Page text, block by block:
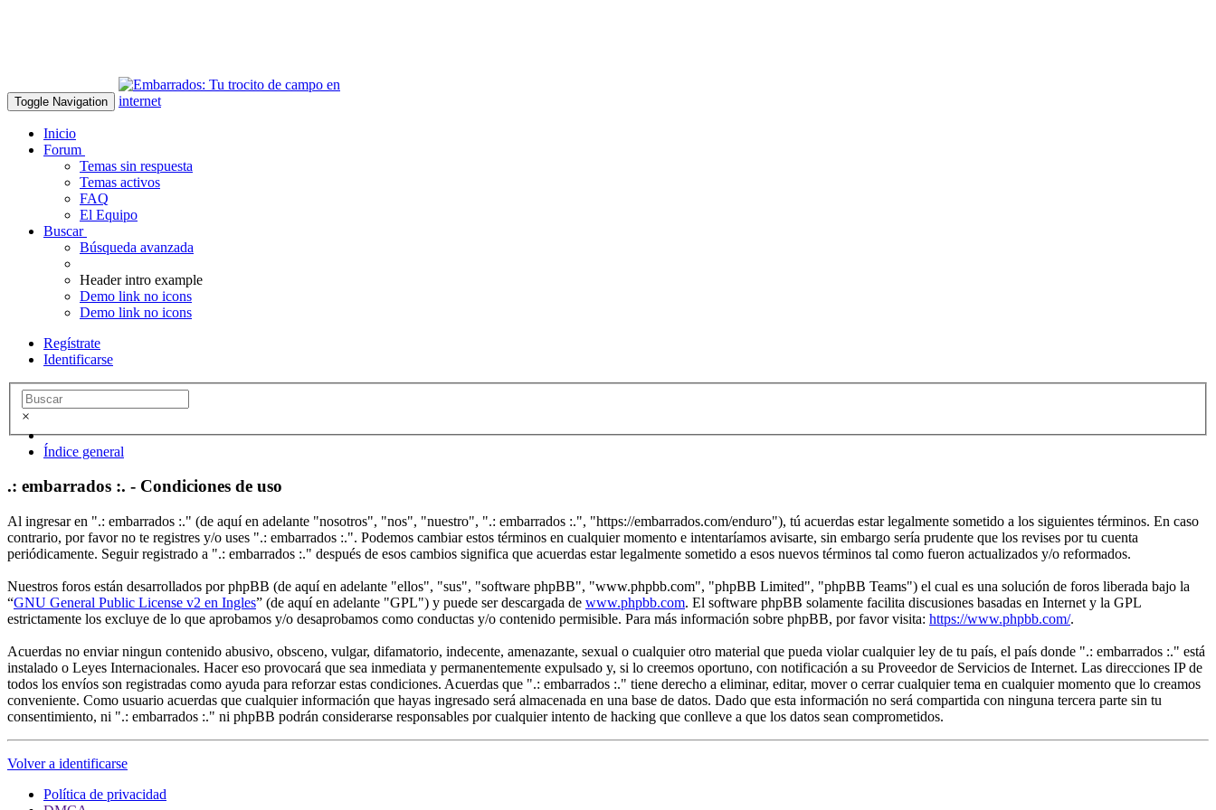
Toggle Navigation
Inicio
Forum
Temas sin respuesta
Temas activos
FAQ
El Equipo
Buscar
Búsqueda avanzada
Header intro example
Demo link no icons
Demo link no icons
Regístrate
Identificarse
×
Índice general
.: embarrados :. - Condiciones de uso
Al ingresar en ".: embarrados :." (de aquí en adelante "nosotros", "nos", "nuestro", ".: embarrados :.", "https://embarrados.com/enduro"), tú acuerdas estar legalmente sometido a los siguientes términos. En caso
contrario, por favor no te registres y/o uses ".: embarrados :.". Podemos cambiar estos términos en cualquier momento e intentaríamos avisarte, sin embargo sería prudente que los revises por tu cuenta
periódicamente. Seguir registrado a ".: embarrados :." después de esos cambios significa que acuerdas estar legalmente sometido a esos nuevos términos tal como fueron actualizados y/o reformados.
Nuestros foros están desarrollados por phpBB (de aquí en adelante "ellos", "sus", "software phpBB", "www.phpbb.com", "phpBB Limited", "phpBB Teams") el cual es una solución de foros liberada bajo la
“GNU General Public License v2 en Ingles” (de aquí en adelante "GPL") y puede ser descargada de www.phpbb.com. El software phpBB solamente facilita discusiones basadas en Internet y la GPL
estrictamente los excluye de lo que aprobamos y/o desaprobamos como conductas y/o contenido permisible. Para más información sobre phpBB, por favor visita: https://www.phpbb.com/.
Acuerdas no enviar ningun contenido abusivo, obsceno, vulgar, difamatorio, indecente, amenazante, sexual o cualquier otro material que pueda violar cualquier ley de tu país, el país donde ".: embarrados :." está
instalado o Leyes Internacionales. Hacer eso provocará que sea inmediata y permanentemente expulsado y, si lo creemos oportuno, con notificación a su Proveedor de Servicios de Internet. Las direcciones IP de
todos los envíos son registradas como ayuda para reforzar estas condiciones. Acuerdas que ".: embarrados :." tiene derecho a eliminar, editar, mover o cerrar cualquier tema en cualquier momento que lo creamos
conveniente. Como usuario acuerdas que cualquier información que hayas ingresado será almacenada en una base de datos. Dado que esta información no será compartida con ninguna tercera parte sin tu
consentimiento, ni ".: embarrados :." ni phpBB podrán considerarse responsables por cualquier intento de hacking que conlleve a que los datos sean comprometidos.
Volver a identificarse
Política de privacidad